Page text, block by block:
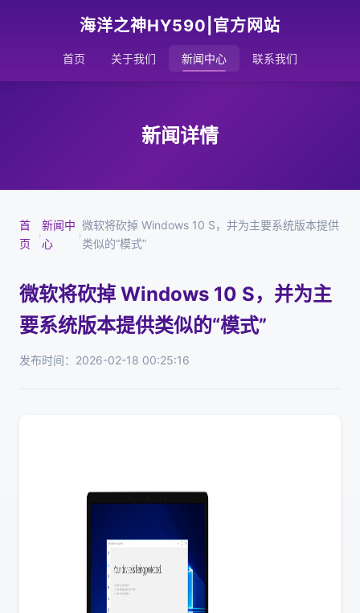
海洋之神HY590|官方网站
首页 关于我们 新闻中心 联系我们
新闻详情
首
页
›
新闻中
心
›
微软将砍掉 Windows 10 S，并为主要系统版本提供
类似的“模式”
微软将砍掉 Windows 10 S，并为主
要系统版本提供类似的“模式”
发布时间：2026-02-18 00:25:16